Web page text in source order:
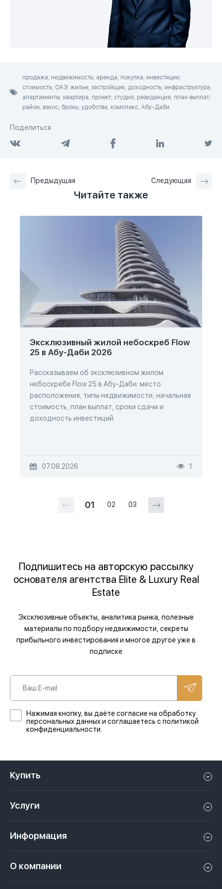
продажа; недвижимость; аренда; покупка; инвестиции;
стоимость; ОАЭ; жилье; застройщик; доходность; инфраструктура;
апартаменты; квартира; проект; студия; резиденция; план выплат;
район; взнос; бронь; удобства; комплекс; Абу-Даби
Поделиться
Предыдущая Следующая
Читайте также
Эксклюзивный жилой небоскреб Flow
25 в Абу-Даби 2026
Рассказываем об эксклюзивном жилом
небоскребе Flow 25 в Абу-Даби: место
расположения, типы недвижимости, начальная
стоимость, план выплат, сроки сдачи и
доходность инвестиций
07.08.2026 1
01 02 03
Подпишитесь на авторскую рассылку
основателя агентства Elite & Luxury Real
Estate
Эксклюзивные объекты, аналитика рынка, полезные
материалы по подбору недвижимости, секреты
прибыльного инвестирования и многое другое уже в
подписке
Нажимая кнопку, вы даёте согласие на обработку
персональных данных и соглашаетесь с политикой
конфиденциальности.
Купить
Апартаменты в Дубае
Пентхаус в Дубае
Услуги
Сдать недвижимость в Дубае, ОАЭ
Информация
О компании